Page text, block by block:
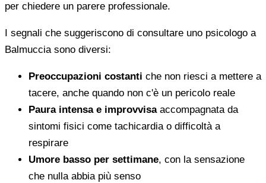
per chiedere un parere professionale.
I segnali che suggeriscono di consultare uno psicologo a
Balmuccia sono diversi:
Preoccupazioni costanti che non riesci a mettere a
tacere, anche quando non c'è un pericolo reale
Paura intensa e improvvisaaccompagnata da
sintomi fisici come tachicardia o difficoltà a
respirare
Umore basso per settimane, con la sensazione
che nulla abbia più senso